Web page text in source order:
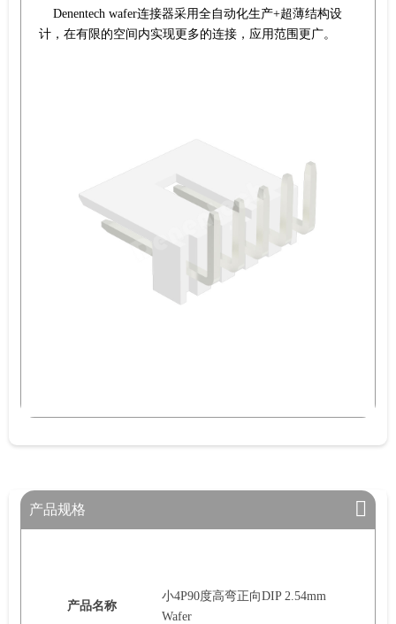
Denentech wafer连接器采用全自动化生产+超薄结构设
计，在有限的空间内实现更多的连接，应用范围更广。
产品规格
产品名称
小4P90度高弯正向DIP 2.54mm
Wafer